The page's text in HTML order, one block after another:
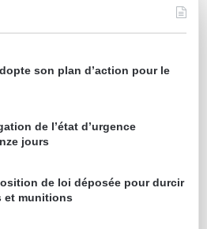
son plan d’action pour le
de l’état d’urgence
jours
de loi déposée pour durcir
et munitions